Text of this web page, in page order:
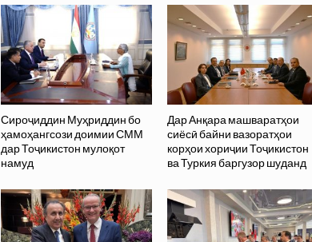
Сироҷиддин Муҳриддин бо
ҳамоҳангсози доимии СММ
дар Тоҷикистон мулоқот
намуд
Дар Анқара машваратҳои
сиёсӣ байни вазоратҳои
корҳои хориҷии Тоҷикистон
ва Туркия баргузор шуданд